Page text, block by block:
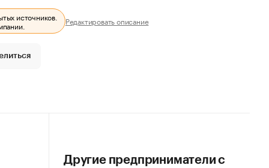
источников.
Редактировать описание
Другие предприниматели с